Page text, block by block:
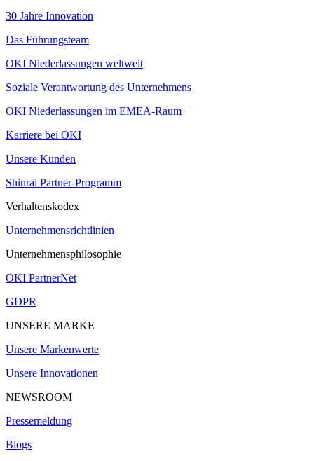
30 Jahre Innovation
Das Führungsteam
OKI Niederlassungen weltweit
Soziale Verantwortung des Unternehmens
OKI Niederlassungen im EMEA-Raum
Karriere bei OKI
Unsere Kunden
Shinrai Partner-Programm
Verhaltenskodex
Unternehmensrichtlinien
Unternehmensphilosophie
OKI PartnerNet
GDPR
UNSERE MARKE
Unsere Markenwerte
Unsere Innovationen
NEWSROOM
Pressemeldung
Blogs